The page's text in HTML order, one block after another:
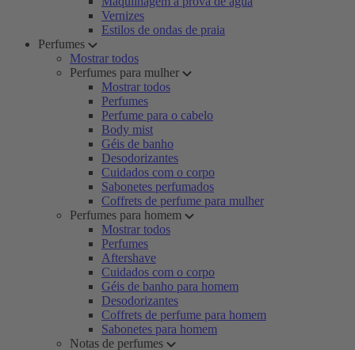
Vernizes
Estilos de ondas de praia
Perfumes
Mostrar todos
Perfumes para mulher
Mostrar todos
Perfumes
Perfume para o cabelo
Body mist
Géis de banho
Desodorizantes
Cuidados com o corpo
Sabonetes perfumados
Coffrets de perfume para mulher
Perfumes para homem
Mostrar todos
Perfumes
Aftershave
Cuidados com o corpo
Géis de banho para homem
Desodorizantes
Coffrets de perfume para homem
Sabonetes para homem
Notas de perfumes